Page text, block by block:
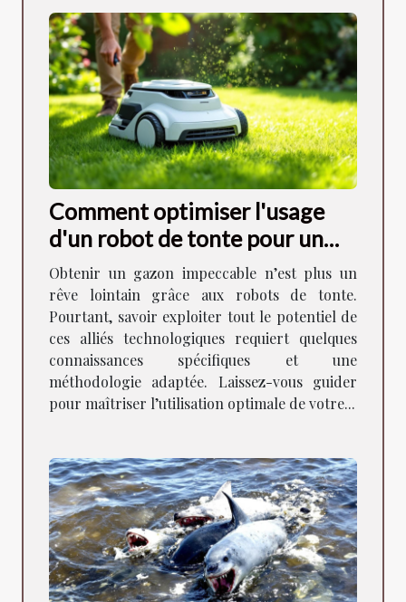
Comment optimiser l'usage
d'un robot de tonte pour un
gazon parfait ?
Obtenir un gazon impeccable n’est plus un
rêve lointain grâce aux robots de tonte.
Pourtant, savoir exploiter tout le potentiel de
ces alliés technologiques requiert quelques
connaissances spécifiques et une
méthodologie adaptée. Laissez-vous guider
pour maîtriser l’utilisation optimale de votre...